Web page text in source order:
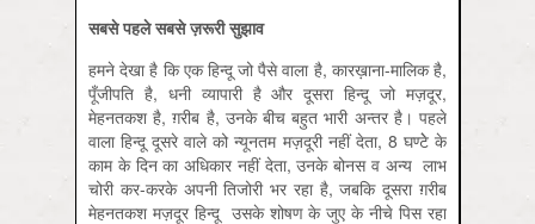
सबसेपहलेसबसेज़रूरीसुझाव
हमने देखा है कि एक हिन्दू जो पैसे वाला है, कारख़ाना-मालिक है,
पूँजीपति है, धनी व्यापारी है और दूसरा हिन्दू जो मज़दूर,
मेहनतकश है, ग़रीब है, उनके बीच बहुत भारी अन्तर है। पहले
वाला हिन्दू दूसरे वाले को न्यूनतम मज़दूरी नहीं देता, 8 घण्टेे के
काम के दिन का अधिकार नहीं देता, उनके बोनस व अन्य लाभ
चोरी कर-करके अपनी तिजोरी भर रहा है, जबकि दूसरा ग़रीब
मेहनतकश मज़दूर हिन्दू उसके शोषण के जुए के नीचे पिस रहा